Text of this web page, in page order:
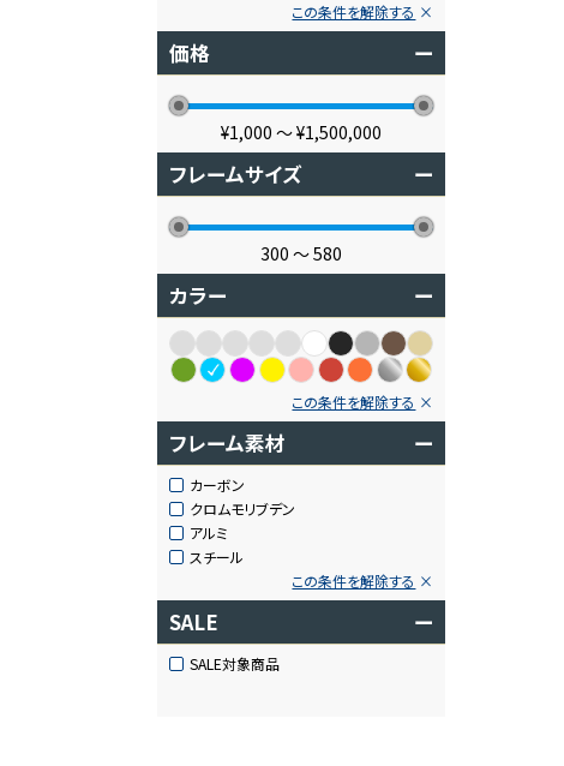
この条件を解除する
価格 ー
¥1,000 〜¥1,500,000
フレームサイズ ー
300 〜580
カラー ー
この条件を解除する
フレーム素材 ー
カーボン
クロムモリブデン
アルミ
スチール
この条件を解除する
SALE ー
SALE対象商品